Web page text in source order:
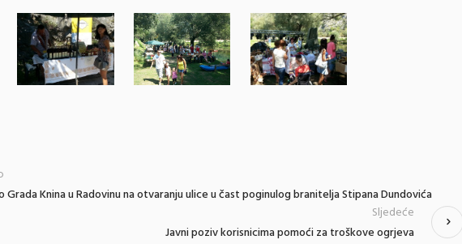
Grada Knina u Radovinu na otvaranju ulice u čast poginulog branitelja Stipana Dundovića
Javni poziv korisnicima pomoći za troškove ogrjeva
Sljedeće